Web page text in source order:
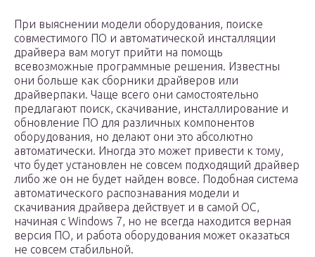
При выяснении модели оборудования, поиске
совместимого ПО и автоматической инсталляции
драйвера вам могут прийти на помощь
всевозможные программные решения. Известны
они больше как сборники драйверов или
драйверпаки. Чаще всего они самостоятельно
предлагают поиск, скачивание, инсталлирование и
обновление ПО для различных компонентов
оборудования, но делают они это абсолютно
автоматически. Иногда это может привести к тому,
что будет установлен не совсем подходящий драйвер
либо же он не будет найден вовсе. Подобная система
автоматического распознавания модели и
скачивания драйвера действует и в самой ОС,
начиная с Windows 7, но не всегда находится верная
версия ПО, и работа оборудования может оказаться
не совсем стабильной.